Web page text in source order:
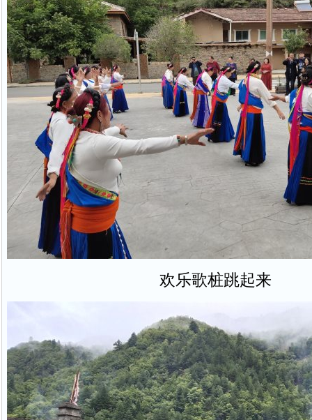
欢乐歌桩跳起来